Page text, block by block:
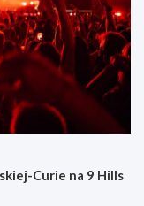
Curie na 9 Hills